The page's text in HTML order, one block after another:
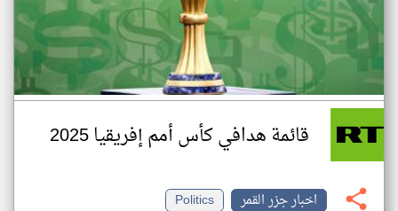
قائمة هدافي كأس أمم إفريقيا 2025
اخبار جزر القمر
Politics